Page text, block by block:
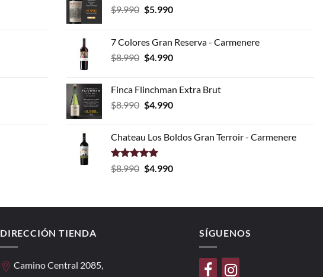
$9.990 El
era:
$9.990.
$5.990El
es:
$5.990.
7 Colores Gran Reserva - Carmenere
$8.990 El
era:
$8.990.
$4.990El
es:
$4.990.
Finca Flinchman Extra Brut
$8.990 El
era:
$8.990.
$4.990El
es:
Chateau Los Boldos Gran Terroir - Carmenere
Valorado
con
$8.990 El
era:
$4.990El
es:
DIRECCIÓN TIENDA
Camino Central 2085,
SÍGUENOS